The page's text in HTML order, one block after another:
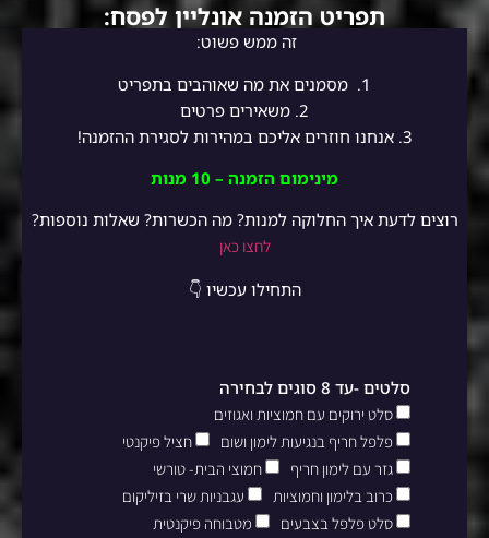
תפריט הזמנה אונליין לפסח:
זה ממש פשוט:
1.
מסמנים את מה שאוהבים בתפריט
2. משאירים פרטים
3. אנחנו חוזרים אליכם במהירות לסגירת ההזמנה!
מינימום הזמנה – 10 מנות
רוצים לדעת איך החלוקה למנות? מה הכשרות? שאלות נוספות?
לחצו כאן
התחילו עכשיו 👇
סלטים -עד 8 סוגים לבחירה
סלט ירוקים עם חמוציות ואגוזים
פלפל חריף בנגיעות לימון ושום
חציל פיקנטי
גזר עם לימון חריף
חמוצי הבית- טורשי
כרוב בלימון וחמוציות
עגבניות שרי בזיליקום
סלט פלפל בצבעים
מטבוחה פיקנטית